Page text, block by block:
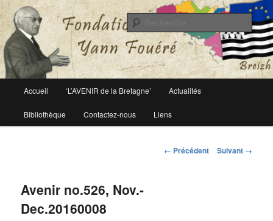
Fondation Yann Fouéré
Le site officiel de la fondation Yann Fouéré
principal
Aller
au
Accueil ‘L’AVENIR de la Bretagne’ Actualités
Bibliothèque Contactez-nous Liens
Navigation
← Précédent Suivant →
Avenir no.526, Nov.-
Dec.20160008